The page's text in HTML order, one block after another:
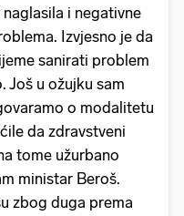
i negativne
Izvjesno je da
sanirati problem
Još u ožujku sam
o modalitetu
da zdravstveni
tome užurbano
ministar Beroš.
zbog duga prema